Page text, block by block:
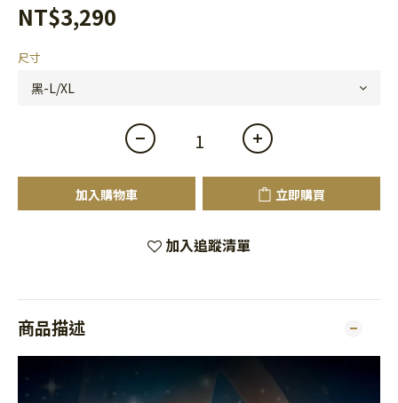
NT$3,290
尺寸
加入購物車 立即購買
加入追蹤清單
商品描述